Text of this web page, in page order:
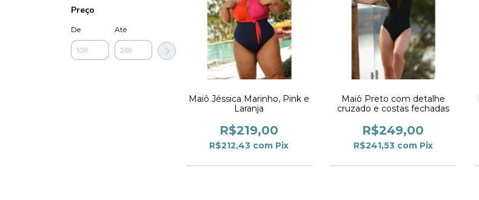
Preço
De Até
Maiô Jéssica Marinho, Pink e
Laranja
R$219,00
R$212,43 com Pix
Maiô Preto com detalhe
cruzado e costas fechadas
R$249,00
R$241,53 com Pix